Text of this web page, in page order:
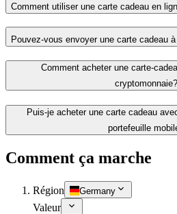
Comment utiliser une carte cadeau en
Pouvez-vous envoyer une carte cadeau
Comment acheter une carte-
cryptomonnaie?
Puis-je acheter une carte cadeau
portefeuille
Comment ça marche
Région Germany
Valeur